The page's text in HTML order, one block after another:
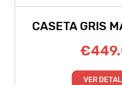
CASETA GRIS
€
VER